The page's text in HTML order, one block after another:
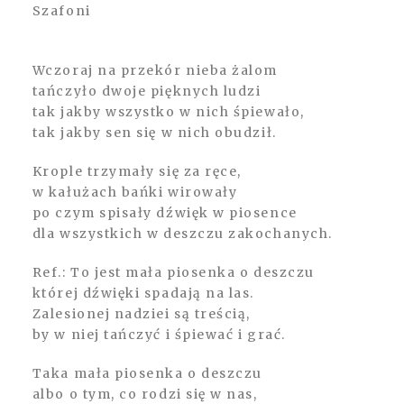
Szafoni
Wczoraj na przekór nieba żalom
tańczyło dwoje pięknych ludzi
tak jakby wszystko w nich śpiewało,
tak jakby sen się w nich obudził.
Krople trzymały się za ręce,
w kałużach bańki wirowały
po czym spisały dźwięk w piosence
dla wszystkich w deszczu zakochanych.
Ref.: To jest mała piosenka o deszczu
której dźwięki spadają na las.
Zalesionej nadziei są treścią,
by w niej tańczyć i śpiewać i grać.
Taka mała piosenka o deszczu
albo o tym, co rodzi się w nas,